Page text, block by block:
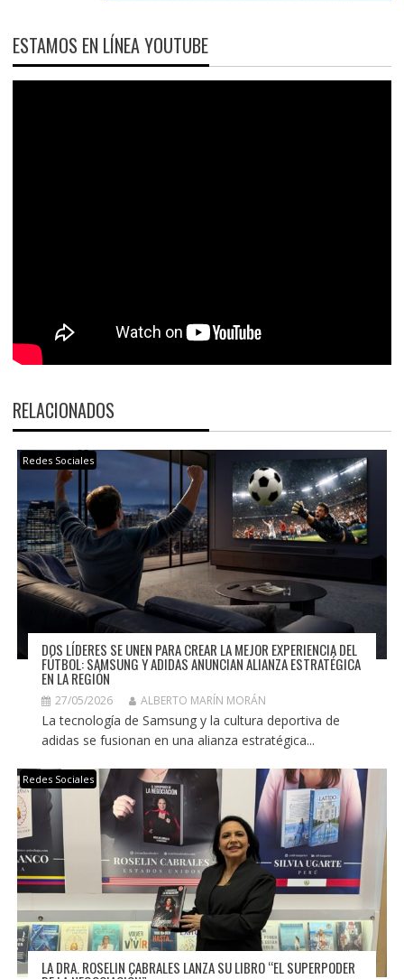
ESTAMOS EN LÍNEA YOUTUBE
RELACIONADOS
Redes Sociales
DOS LÍDERES SE UNEN PARA CREAR LA MEJOR EXPERIENCIA DEL
FÚTBOL: SAMSUNG Y ADIDAS ANUNCIAN ALIANZA ESTRATÉGICA
EN LA REGIÓN
27/05/2026 ALBERTO MARÍN MORÁN
La tecnología de Samsung y la cultura deportiva de
adidas se fusionan en una alianza estratégica...
Redes Sociales
LA DRA. ROSELIN CABRALES LANZA SU LIBRO “EL SUPERPODER